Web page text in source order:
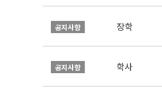
공지사항 장학
공지사항 학사